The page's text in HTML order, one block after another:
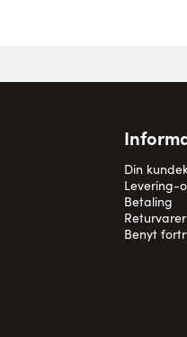
Din
Levering-
Betaling
Returvarer
Benyt